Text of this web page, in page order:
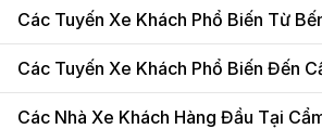
Các Tuyến Xe Khách Phổ Biến Từ
Các Tuyến Xe Khách Phổ Biến Đến
Các Nhà Xe Khách Hàng Đầu Tại